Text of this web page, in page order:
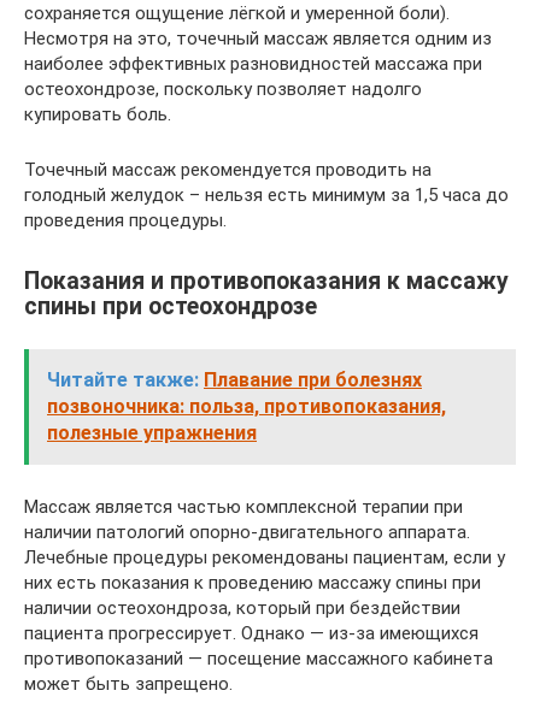
сохраняется ощущение лёгкой и умеренной боли).
Несмотря на это, точечный массаж является одним из
наиболее эффективных разновидностей массажа при
остеохондрозе, поскольку позволяет надолго
купировать боль.
Точечный массаж рекомендуется проводить на
голодный желудок – нельзя есть минимум за 1,5 часа до
проведения процедуры.
Показания и противопоказания к массажу
спины при остеохондрозе
Читайте также: Плавание при болезнях
позвоночника: польза, противопоказания,
полезные упражнения
Массаж является частью комплексной терапии при
наличии патологий опорно-двигательного аппарата.
Лечебные процедуры рекомендованы пациентам, если у
них есть показания к проведению массажу спины при
наличии остеохондроза, который при бездействии
пациента прогрессирует. Однако — из-за имеющихся
противопоказаний — посещение массажного кабинета
может быть запрещено.